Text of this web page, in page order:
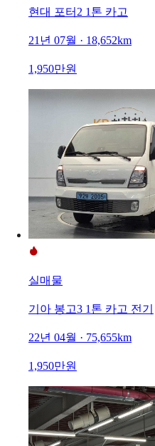
현대 포터2 1톤 카고
21년 07월 · 18,652km
1,950만원
실매물
기아 봉고3 1톤 카고 전기
22년 04월 · 75,655km
1,950만원